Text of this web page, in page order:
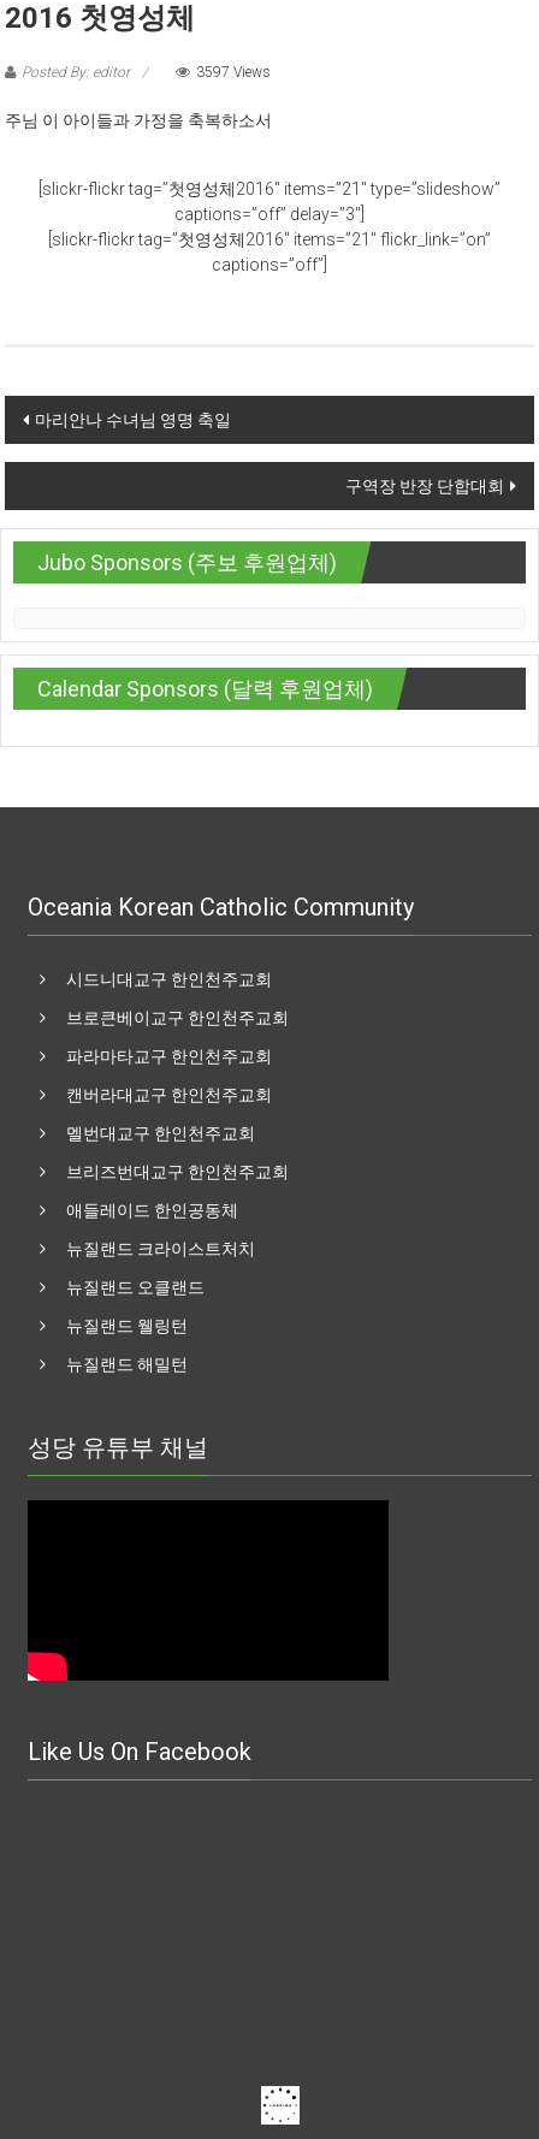
2016 첫영성체
Posted By: editor 3597 Views
주님 이 아이들과 가정을 축복하소서
[slickr-flickr tag=”첫영성체2016″ items=”21″ type=”slideshow”
captions=”off” delay=”3″]
[slickr-flickr tag=”첫영성체2016″ items=”21″ flickr_link=”on”
captions=”off”]
Post navigation
마리안나 수녀님 영명 축일
구역장 반장 단합대회
Jubo Sponsors (주보 후원업체)
Calendar Sponsors (달력 후원업체)
Oceania Korean Catholic Community
시드니대교구 한인천주교회
브로큰베이교구 한인천주교회
파라마타교구 한인천주교회
캔버라대교구 한인천주교회
멜번대교구 한인천주교회
브리즈번대교구 한인천주교회
애들레이드 한인공동체
뉴질랜드 크라이스트처치
뉴질랜드 오클랜드
뉴질랜드 웰링턴
뉴질랜드 해밀턴
성당 유튜부 채널
Like Us On Facebook